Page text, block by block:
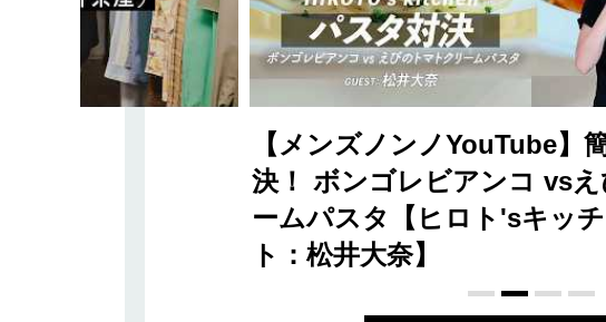
【メンズノンノYouTube】
決！ ボンゴレビアンコ vs
ームパスタ【ヒロト'sキッ
ト：松井大奈】